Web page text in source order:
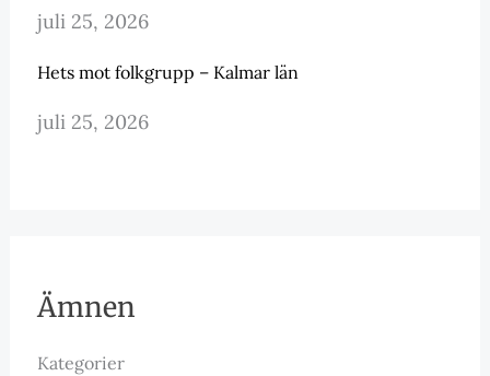
juli 25, 2026
Hets mot folkgrupp – Kalmar län
juli 25, 2026
Ämnen
Kategorier